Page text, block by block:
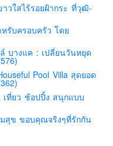
างาซากิ
วใสไร้รอยฝ้ากระ ที่วุฒิ-
รับครอบครัว โดย
บางแค : เปลี่ยนวันหยุด
Pool Villa สุดยอด
เที่ยว ช้อปปิ้ง สนุกแบบ
สุข ขอบคุณจริงๆที่รักกัน